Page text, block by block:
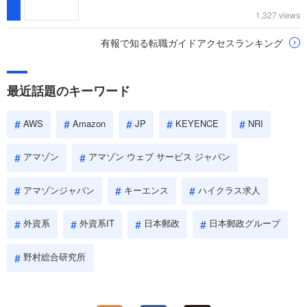
1,327 views
有報で知る転職ガイドアクセスランキング
最近話題のキーワード
AWS Amazon JP KEYENCE NRI
アマゾン アマゾン ウェブ サービス ジャパン
アマゾンジャパン キーエンス ハイクラス求人
外資系 外資系IT 日本郵政 日本郵政グループ
野村総合研究所